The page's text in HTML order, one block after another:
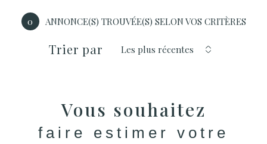
0 ANNONCE(S) TROUVÉE(S) SELON VOS CRITÈRES
Trier par Les plus récentes
Vous souhaitez
faire estimer votre